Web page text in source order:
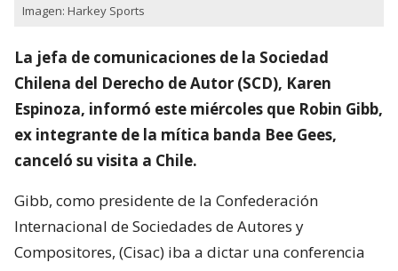
Imagen: Harkey Sports
La jefa de comunicaciones de la Sociedad
Chilena del Derecho de Autor (SCD), Karen
Espinoza, informó este miércoles que Robin Gibb,
ex integrante de la mítica banda Bee Gees,
canceló su visita a Chile.
Gibb, como presidente de la Confederación
Internacional de Sociedades de Autores y
Compositores, (Cisac) iba a dictar una conferencia